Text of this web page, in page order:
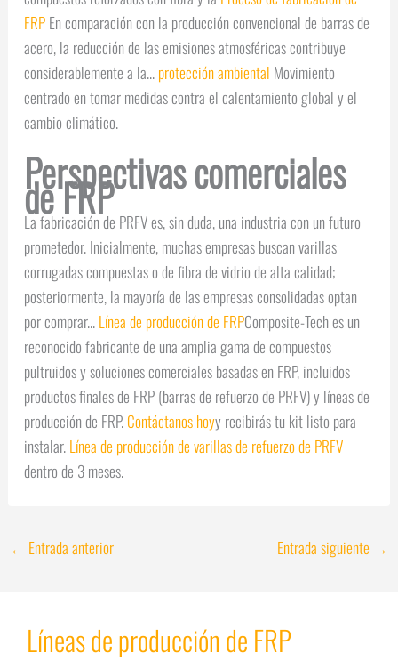
FRPEn comparación con la producción convencional de barras de
acero, la reducción de las emisiones atmosféricas contribuye
considerablemente a la...protección ambiental Movimiento
centrado en tomar medidas contra el calentamiento global y el
cambio climático.
Perspectivas comerciales
de FRP
La fabricación de PRFV es, sin duda, una industria con un futuro
prometedor. Inicialmente, muchas empresas buscan varillas
corrugadas compuestas o de fibra de vidrio de alta calidad;
posteriormente, la mayoría de las empresas consolidadas optan
por comprar...Línea de producción de FRPComposite-Tech es un
reconocido fabricante de una amplia gama de compuestos
pultruidos y soluciones comerciales basadas en FRP, incluidos
productos finales de FRP (barras de refuerzo de PRFV) y líneas de
producción de FRP.Contáctanos hoyy recibirás tu kit listo para
instalar.Línea de producción de varillas de refuerzo de PRFV
dentro de 3 meses.
← Entrada anterior Entrada siguiente →
Líneas de producción de FRP